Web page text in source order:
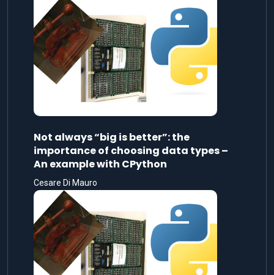
Not always “big is better”: the
importance of choosing data types –
An example with CPython
Cesare Di Mauro